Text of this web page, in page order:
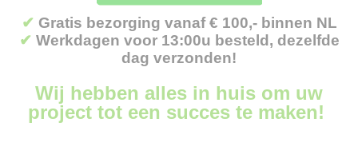
✔ Gratis bezorging vanaf € 100,- binnen NL
✔ Werkdagen voor 13:00u besteld, dezelfde
dag verzonden!
Wij hebben alles in huis om uw
project tot een succes te maken!